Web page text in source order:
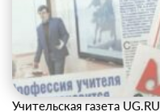
Учительская газета UG.RU